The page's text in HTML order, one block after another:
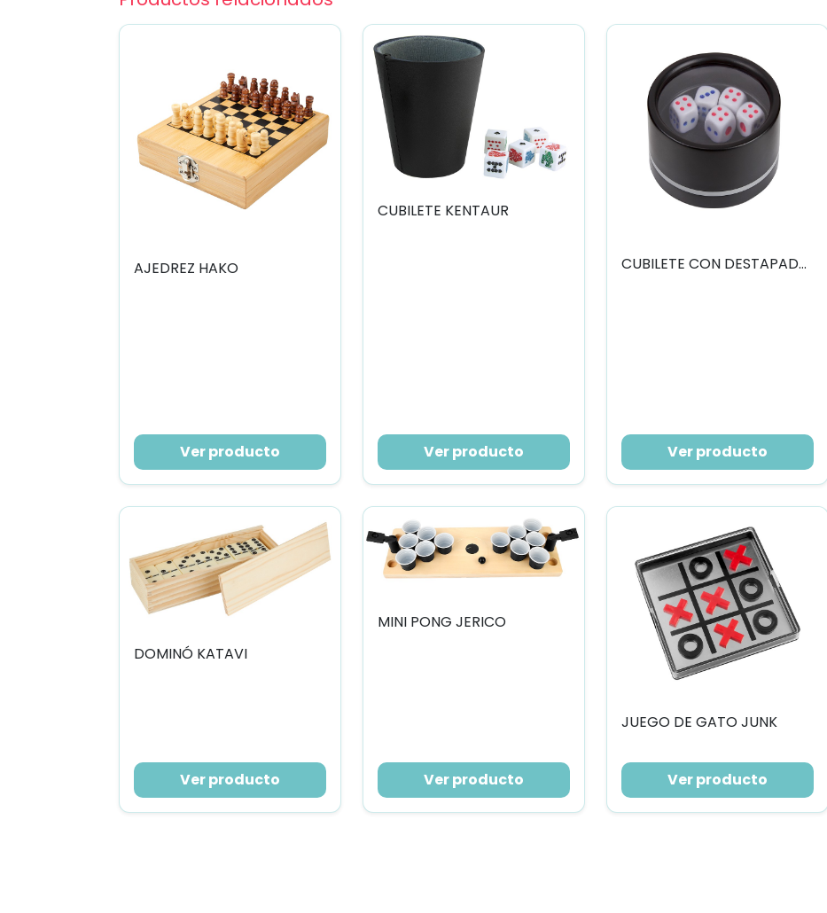
AJEDREZ HAKO
Ver producto
CUBILETE KENTAUR
Ver producto
CUBILETE CON DESTAPADOR
Ver producto
DOMINÓ KATAVI
Ver producto
MINI PONG JERICO
Ver producto
JUEGO DE GATO JUNK
Ver producto